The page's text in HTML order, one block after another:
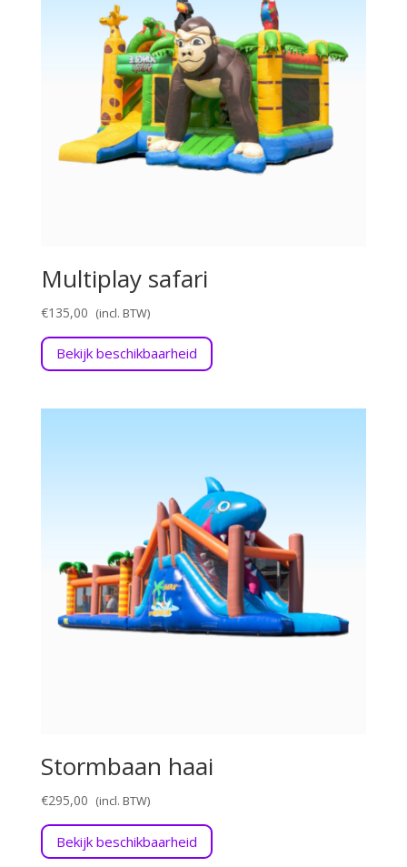
Multiplay safari
€135,00
Bekijk beschikbaarheid
Stormbaan haai
€295,00
Bekijk beschikbaarheid